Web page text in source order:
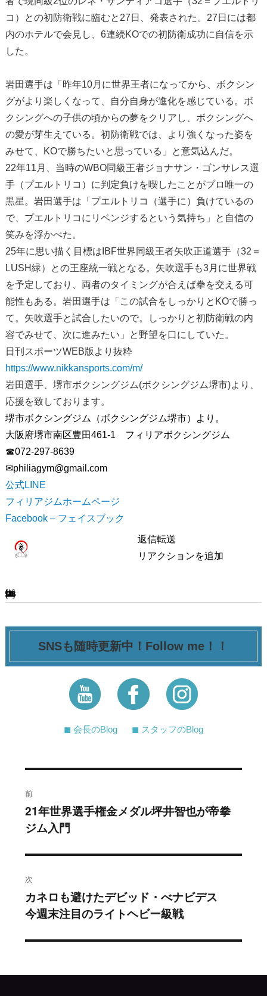
コ）との初防衛戦に臨むと27日、発表された。27日には都
内のホテルで会見し、6連続KOでの初防衛成功に自信を示
した。
岩田選手は「昨年10月に世界王者になってから、ボクシン
グがより楽しくなって、自分自身が進化を感じている。ボ
クシングへの子供の頃からの夢をクリアし、ボクシングへ
の愛が芽生えている。初防衛戦では、より強くなった姿を
みせて、KOで勝ちたいと思っている」と意気込んだ。
22年11月、当時のWBO同級王者ジョナサン・ゴンサレス選
手（プエルトリコ）に判定負けを喫したことがプロ唯一の
黒星。岩田選手は「プエルトリコ（選手に）負けているの
で、プエルトリコにリベンジするという気持ち」と自信の
笑みを浮かべた。
25年に思い描く目標はIBF世界同級王者矢吹正道選手（32＝
LUSH緑）との王座統一戦となる。矢吹選手も3月に世界戦
を予定しており、両者のタイミングが合えば拳を交える可
能性もある。岩田選手は「この試合をしっかりとKOで勝っ
て。矢吹選手と試合したいので。しっかりと初防衛戦の内
容でみせて、次に進みたい」と野望を口にしていた。
日刊スポーツWEB版より抜粋
https://www.nikkansports.com/m/
岩田選手、堺市ボクシングジム(ボクシングジム堺市)より、
応援を致しております。
堺市ボクシングジム（ボクシングジム堺市）より。
大阪府堺市南区豊田461-1 フィリアボクシングジム
☎072-297-8639
✉︎philiagym@gmail.com
公式LINE
フィリアジムホームページ
Facebook – フェイスブック
返信転送
リアクションを追加
[ssba-buttons]
SNSも随時更新中！Follow me！！
◼︎ 会長のBlog ◼︎ スタッフのBlog
稿
ナ
ビ
ゲ
ー
前
過
去
稿:
21年世界選手権金メダル坪井智也が帝拳
ジム入門
次
次
の
カネロも避けたデビッド・べナビデス
今週末注目のライトヘビー級戦